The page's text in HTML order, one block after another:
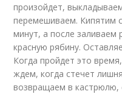
произойдет,
перемешиваем. Кипятим
минут, а после заливаем
красную рябину.
Когда пройдет это
ждем, когда стечет
возвращаем в кастрюлю,